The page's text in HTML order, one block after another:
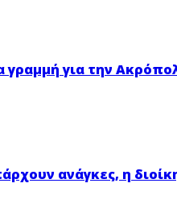
γραμμή για την
ανάγκες, η